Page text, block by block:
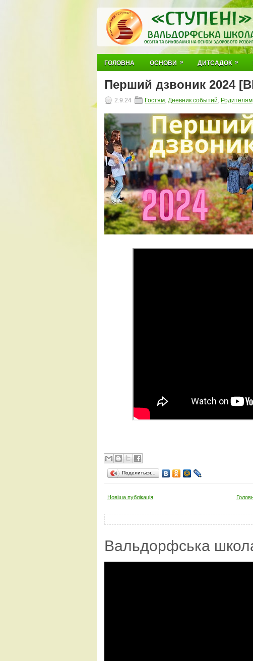
ГОЛОВНА ОСНОВИ » ДИТСАДОК »
Перший дзвоник 2024
2.9.24 Гостям, Дневник событий, Родителям
Поделиться…
Новіша публікація
Вальдорфська